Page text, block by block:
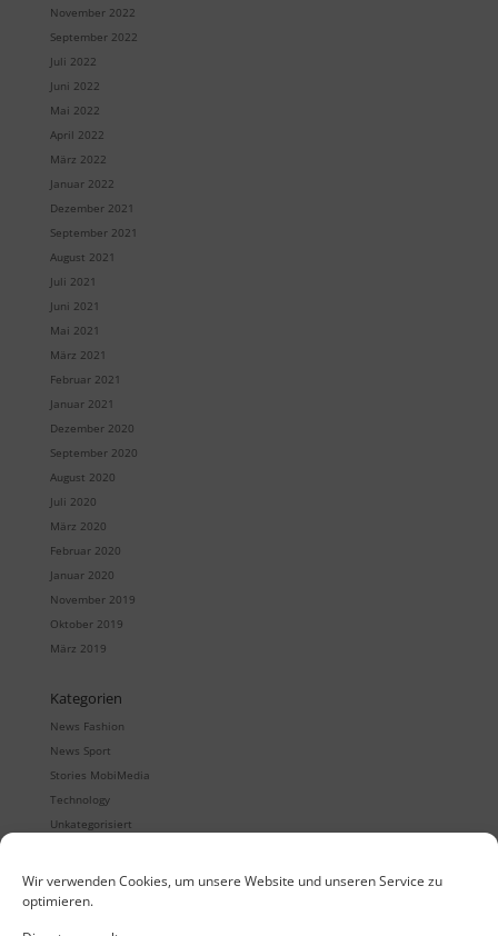
Wir verwenden Cookies, um unsere Website und unseren Service zu
optimieren.
November 2022
September 2022
Juli 2022
Juni 2022
Mai 2022
April 2022
März 2022
Januar 2022
Dezember 2021
September 2021
August 2021
Juli 2021
Juni 2021
Mai 2021
März 2021
Februar 2021
Januar 2021
Dezember 2020
September 2020
August 2020
Juli 2020
März 2020
Februar 2020
Januar 2020
November 2019
Oktober 2019
März 2019
Kategorien
News Fashion
News Sport
Stories MobiMedia
Technology
Unkategorisiert